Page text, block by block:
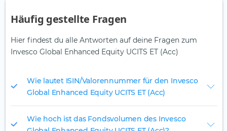
Häufig gestellte Fragen
Hier findest du alle Antworten auf deine Fragen zum
Invesco Global Enhanced Equity UCITS ET (Acc)
Wie lautet ISIN/Valorennummer für den Invesco
Global Enhanced Equity UCITS ET (Acc)
Wie hoch ist das Fondsvolumen des Invesco